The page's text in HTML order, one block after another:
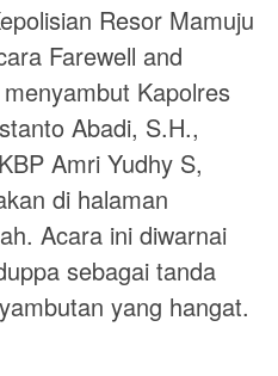
Resor Mamuju
Farewell and
Kapolres
Abadi, S.H.,
Amri Yudhy S,
di halaman
Acara ini diwarnai
sebagai tanda
yang hangat.